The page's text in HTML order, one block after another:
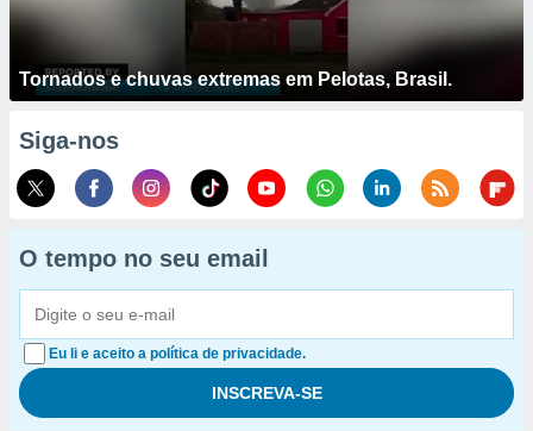
Tornados e chuvas extremas em Pelotas, Brasil.
Siga-nos
O tempo no seu email
Eu li e aceito a política de privacidade.